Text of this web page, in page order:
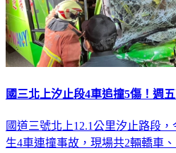
國三北上汐止段4車追撞5傷！週
國道三號北上12.1公里汐止路段
生4車連撞事故，現場共2輛轎車